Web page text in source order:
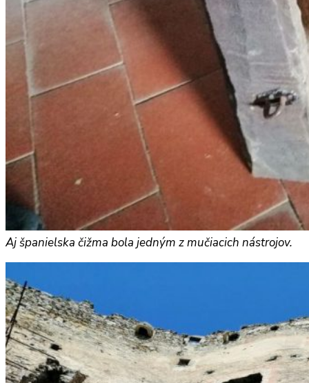
Aj španielska čižma bola jedným z mučiacich nástrojov.